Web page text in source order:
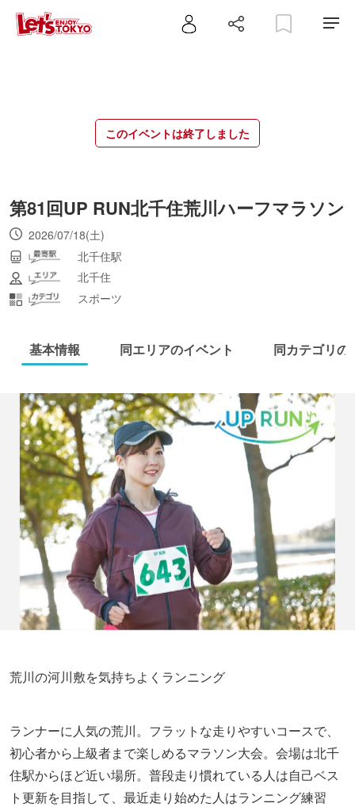
このイベントは終了しました
第81回UP RUN北千住荒川ハーフマラソン
2026/07/18(土)
北千住駅
北千住
スポーツ
基本情報 同エリアのイベント 同カテゴリの
荒川の河川敷を気持ちよくランニング
ランナーに人気の荒川。フラットな走りやすいコースで、
初心者から上級者まで楽しめるマラソン大会。会場は北千
住駅からほど近い場所。普段走り慣れている人は自己ベス
ト更新を目指して、最近走り始めた人はランニング練習